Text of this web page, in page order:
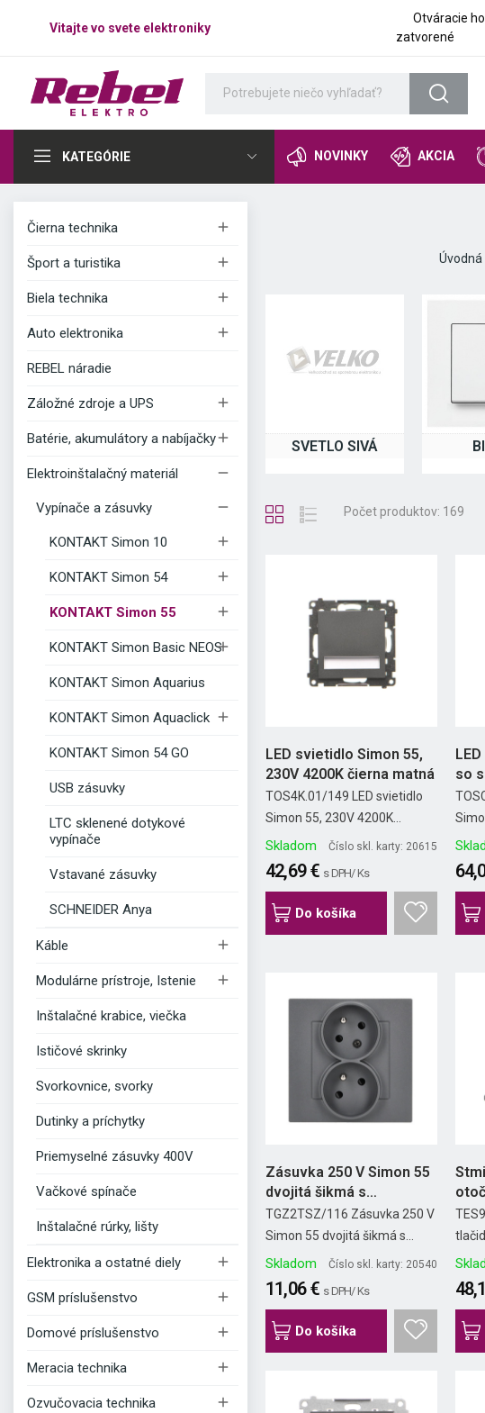
Vitajte vo svete elektroniky
Otváracie
zatvorené
KATEGÓRIE NOVINKY AKCIA
Čierna technika 
Šport a turistika 
Biela technika 
Auto elektronika 
REBEL náradie
Záložné zdroje a UPS 
Batérie, akumulátory a nabíjačky
Elektroinštalačný materiál 
Vypínače a zásuvky 
KONTAKT Simon 10 
KONTAKT Simon 54 
KONTAKT Simon 55 
KONTAKT Simon Basic NEOS
KONTAKT Simon Aquarius
KONTAKT Simon Aquaclick 
KONTAKT Simon 54 GO
USB zásuvky
LTC sklenené dotykové
vypínače
Vstavané zásuvky
SCHNEIDER Anya
Káble 
Modulárne prístroje, Istenie 
Inštalačné krabice, viečka
Ističové skrinky
Svorkovnice, svorky
Dutinky a príchytky
Priemyselné zásuvky 400V
Vačkové spínače
Inštalačné rúrky, lišty
Elektronika a ostatné diely 
GSM príslušenstvo 
Domové príslušenstvo 
Meracia technika 
Ozvučovacia technika 
SVETLO SIVÁ
Počet produktov: 169
LED svietidlo Simon 55,
230V 4200K čierna matná
TOS4K.01/149 LED svietidlo
Simon 55, 230V 4200K...
Skladom Číslo skl. karty: 20615
42,69 € s DPH/ Ks
Do košíka
so
Zásuvka 250 V Simon 55
dvojitá šikmá s
clonkami...
TGZ2TSZ/116 Zásuvka 250 V
Simon 55 dvojitá šikmá s...
Skladom Číslo skl. karty: 20540
11,06 € s DPH/ Ks
Do košíka